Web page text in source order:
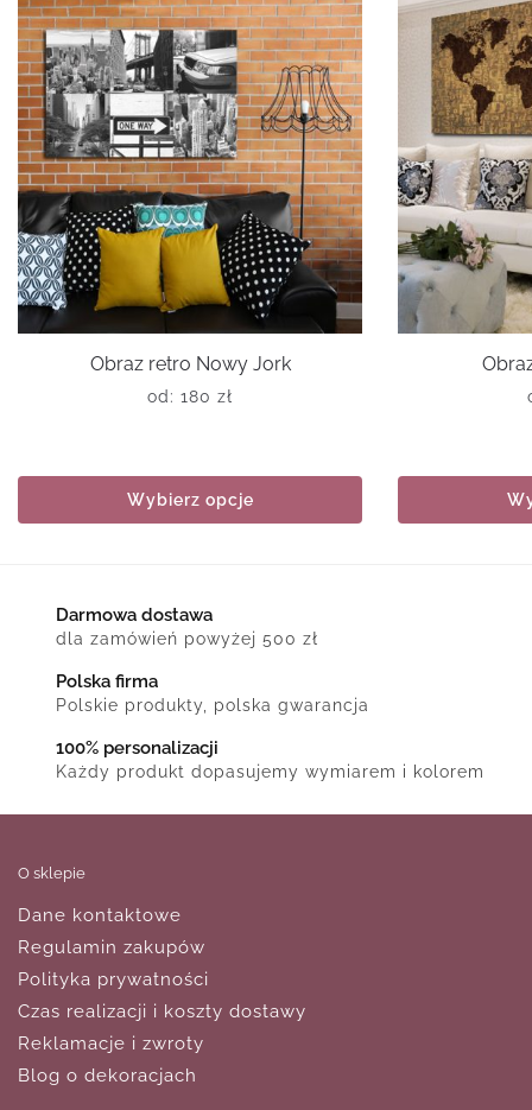
Obraz retro Nowy Jork
od: 180 zł
Wybierz opcje
Darmowa dostawa
dla zamówień powyżej 500 zł
Polska firma
Polskie produkty, polska gwarancja
100% personalizacji
Każdy produkt dopasujemy wymiarem i kolorem
O sklepie
Dane kontaktowe
Regulamin zakupów
Polityka prywatności
Czas realizacji i koszty dostawy
Reklamacje i zwroty
Blog o dekoracjach